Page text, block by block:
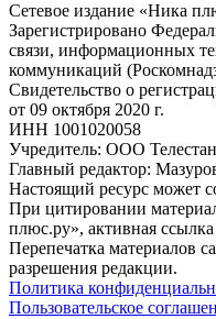
Сетевое издание «Ника
Зарегистрировано
связи, информационных
коммуникаций
Свидетельство о
от 09 октября 2020 г.
ИНН 1001020058
Учредитель: ООО
Главный редактор:
Настоящий ресурс может
При цитировании
плюс.ру», активная ссылка
Перепечатка материалов
разрешения редакции.
Политика
Пользовательское